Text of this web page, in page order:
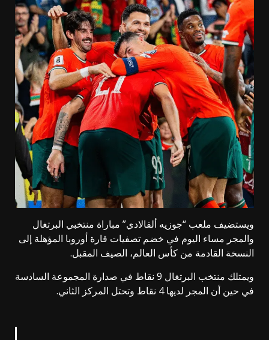
ويستضيف ملعب “جوزيه ألفالادي” مباراة منتخبي البرتغال
والمجر مساء اليوم في خضم تصفيات قارة أوروبا المؤهلة إلى
النسخة القادمة من كأس العالم، الصيف المقبل.
ويمتلك منتخب البرتغال 9 نقاط في صدارة المجموعة السادسة
في حين أن المجر لديها 4 نقاط وتحتل المركز الثاني.